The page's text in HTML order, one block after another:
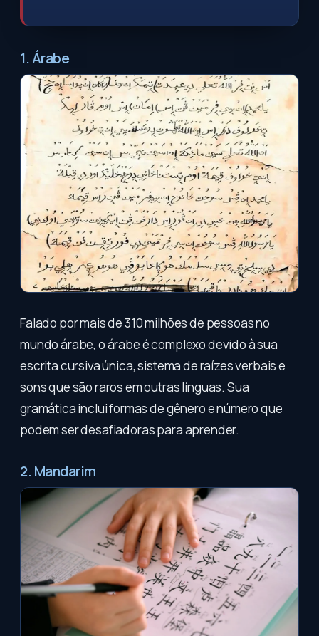
1. Árabe
Falado por mais de 310 milhões de pessoas no
mundo árabe, o árabe é complexo devido à sua
escrita cursiva única, sistema de raízes verbais e
sons que são raros em outras línguas. Sua
gramática inclui formas de gênero e número que
podem ser desafiadoras para aprender.
2. Mandarim